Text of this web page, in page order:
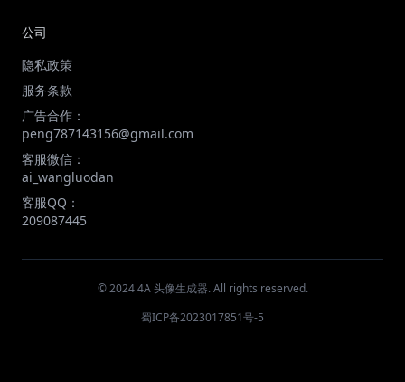
公司
隐私政策
服务条款
广告合作：
peng787143156@gmail.com
客服微信：
ai_wangluodan
客服QQ：
209087445
© 2024 4A 头像生成器. All rights reserved.
蜀ICP备2023017851号-5